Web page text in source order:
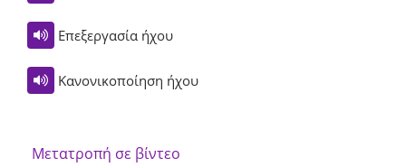
Επεξεργασία ήχου
Κανονικοποίηση ήχου
Μετατροπή σε βίντεο